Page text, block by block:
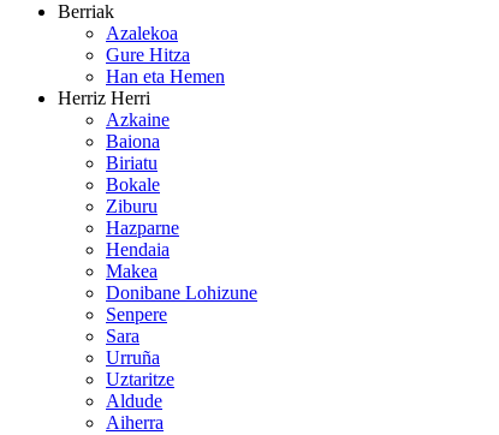
Berriak
Azalekoa
Gure Hitza
Han eta Hemen
Herriz Herri
Azkaine
Baiona
Biriatu
Bokale
Ziburu
Hazparne
Hendaia
Makea
Donibane Lohizune
Senpere
Sara
Urruña
Uztaritze
Aldude
Aiherra